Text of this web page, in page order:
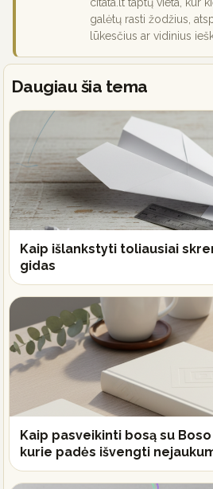
galėtų rasti žodžius,
lūkesčius ar vidinius
Daugiau šia tema
Kaip išlankstyti toliausiai
gidas
Kaip pasveikinti bosą su
kurie padės išvengti